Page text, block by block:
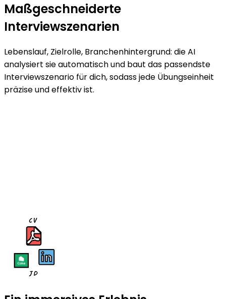
Maßgeschneiderte
Interviewszenarien
Lebenslauf, Zielrolle, Branchenhintergrund: die AI
analysiert sie automatisch und baut das passendste
Interviewszenario für dich, sodass jede Übungseinheit
präzise und effektiv ist.